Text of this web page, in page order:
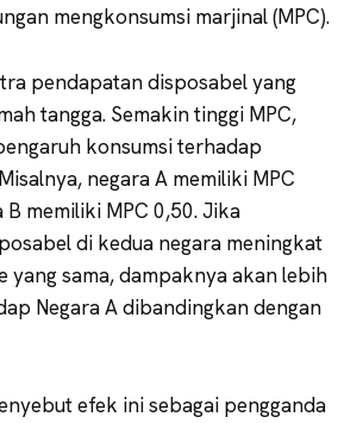
mengkonsumsi marjinal (MPC).
pendapatan disposabel yang
tangga. Semakin tinggi MPC,
konsumsi terhadap
negara A memiliki MPC
B memiliki MPC 0,50. Jika
di kedua negara meningkat
yang sama, dampaknya akan lebih
Negara A dibandingkan dengan
efek ini sebagai pengganda